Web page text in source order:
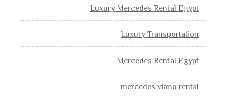
Luxury Mercedes Rental Egypt
Luxury Transportation
Mercedes Rental Egypt
mercedes viano rental